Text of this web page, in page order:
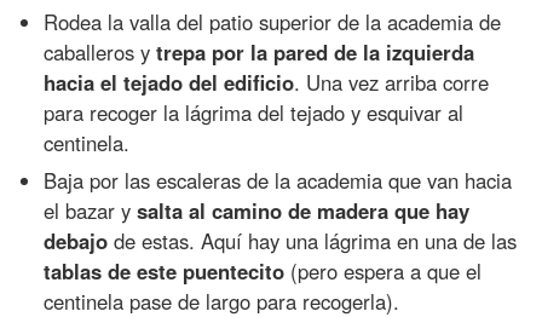
Rodea la valla del patio superior de la academia de
caballeros ytrepa por la pared de la izquierda
hacia el tejado del edificio. Una vez arriba corre
para recoger la lágrima del tejado y esquivar al
centinela.
Baja por las escaleras de la academia que van hacia
el bazar ysalta al camino de madera que hay
debajo de estas. Aquí hay una lágrima en una de las
tablas de este puentecito (pero espera a que el
centinela pase de largo para recogerla).